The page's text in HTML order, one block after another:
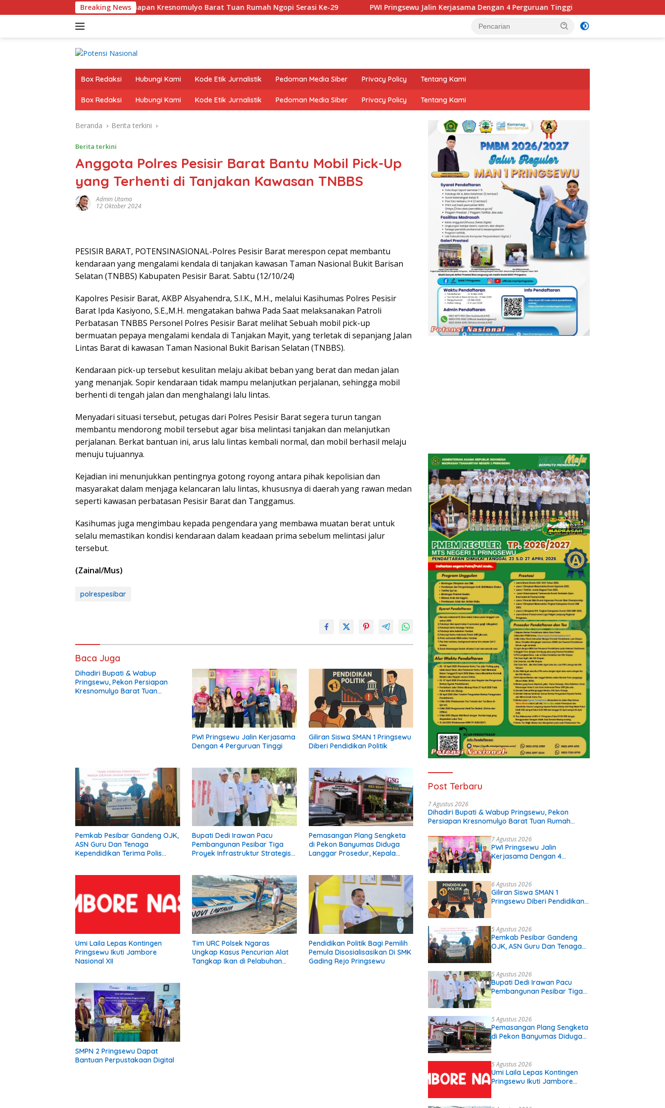
ke
Breaking News
Pringsewu, Pekon Persiapan Kresnomulyo Barat Tuan Rumah Ngopi Serasi Ke-29 PWI Pringsewu Jalin Kerjasama Dengan 4 Perguruan Tinggi Giliran Siswa SMAN 1
Box Redaksi Hubungi Kami Kode Etik Jurnalistik Pedoman Media Siber Privacy Policy Tentang Kami
Box Redaksi Hubungi Kami Kode Etik Jurnalistik Pedoman Media Siber Privacy Policy Tentang Kami
Beranda Berita terkini
Berita terkini
Anggota Polres Pesisir Barat Bantu Mobil Pick-Up
yang Terhenti di Tanjakan Kawasan TNBBS
Admin Utama
12 Oktober 2024
PESISIR BARAT, POTENSINASIONAL-Polres Pesisir Barat merespon cepat membantu
kendaraan yang mengalami kendala di tanjakan kawasan Taman Nasional Bukit Barisan
Selatan (TNBBS) Kabupaten Pesisir Barat. Sabtu (12/10/24)
Kapolres Pesisir Barat, AKBP Alsyahendra, S.I.K., M.H., melalui Kasihumas Polres Pesisir
Barat Ipda Kasiyono, S.E.,M.H. mengatakan bahwa Pada Saat melaksanakan Patroli
Perbatasan TNBBS Personel Polres Pesisir Barat melihat Sebuah mobil pick-up
bermuatan pepaya mengalami kendala di Tanjakan Mayit, yang terletak di sepanjang Jalan
Lintas Barat di kawasan Taman Nasional Bukit Barisan Selatan (TNBBS).
Kendaraan pick-up tersebut kesulitan melaju akibat beban yang berat dan medan jalan
yang menanjak. Sopir kendaraan tidak mampu melanjutkan perjalanan, sehingga mobil
berhenti di tengah jalan dan menghalangi lalu lintas.
Menyadari situasi tersebut, petugas dari Polres Pesisir Barat segera turun tangan
membantu mendorong mobil tersebut agar bisa melintasi tanjakan dan melanjutkan
perjalanan. Berkat bantuan ini, arus lalu lintas kembali normal, dan mobil berhasil melaju
menuju tujuannya.
Kejadian ini menunjukkan pentingnya gotong royong antara pihak kepolisian dan
masyarakat dalam menjaga kelancaran lalu lintas, khususnya di daerah yang rawan medan
seperti kawasan perbatasan Pesisir Barat dan Tanggamus.
Kasihumas juga mengimbau kepada pengendara yang membawa muatan berat untuk
selalu memastikan kondisi kendaraan dalam keadaan prima sebelum melintasi jalur
tersebut.
(Zainal/Mus)
polrespesibar
Baca Juga
Dihadiri Bupati & Wabup
Pringsewu, Pekon Persiapan
Kresnomulyo Barat Tuan
PWI Pringsewu Jalin Kerjasama
Dengan 4 Perguruan Tinggi
Giliran Siswa SMAN 1 Pringsewu
Diberi Pendidikan Politik
Pemkab Pesibar Gandeng OJK,
ASN Guru Dan Tenaga
Kependidikan Terima Polis
Bupati Dedi Irawan Pacu
Pembangunan Pesibar Tiga
Proyek Infrastruktur Strategis
Pemasangan Plang Sengketa
di Pekon Banyumas Diduga
Langgar Prosedur, Kepala
Umi Laila Lepas Kontingen
Pringsewu Ikuti Jambore
Nasional XII
Tim URC Polsek Ngaras
Ungkap Kasus Pencurian Alat
Tangkap Ikan di Pelabuhan
Pendidikan Politik Bagi Pemilih
Pemula Disosialisasikan Di SMK
Gading Rejo Pringsewu
SMPN 2 Pringsewu Dapat
Bantuan Perpustakaan Digital
Post Terbaru
7 Agustus 2026
Dihadiri Bupati & Wabup Pringsewu, Pekon
Persiapan Kresnomulyo Barat Tuan Rumah
7 Agustus 2026
PWI Pringsewu Jalin
Kerjasama Dengan 4
6 Agustus 2026
Giliran Siswa SMAN 1
Pringsewu Diberi Pendidikan
5 Agustus 2026
Pemkab Pesibar Gandeng
OJK, ASN Guru Dan Tenaga
5 Agustus 2026
Bupati Dedi Irawan Pacu
Pembangunan Pesibar Tiga
Diperjuangkan.
5 Agustus 2026
Pemasangan Plang Sengketa
di Pekon Banyumas Diduga
Diberi Pemberitahuan
5 Agustus 2026
Umi Laila Lepas Kontingen
Pringsewu Ikuti Jambore